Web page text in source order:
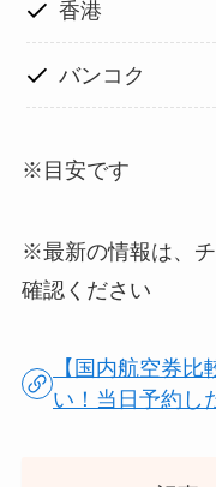
香港
バンコク
※目安です
※最新の情報は、
確認ください
【国内航空券
い！当日予約し